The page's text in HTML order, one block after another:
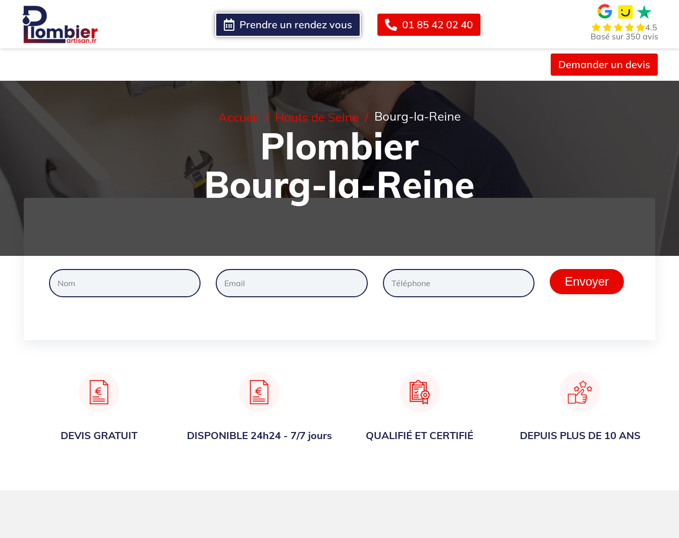
Prendre un rendez vous 01 85 42 02 40
4.5
Basé sur 350 avis
Demander un devis
Accueil Hauts de Seine Bourg-la-Reine
Plombier
Bourg-la-Reine
Demander un devis gratuitement
Envoyer
DEVIS GRATUIT DISPONIBLE 24h24 - 7/7 jours QUALIFIÉ ET CERTIFIÉ DEPUIS PLUS DE 10 ANS